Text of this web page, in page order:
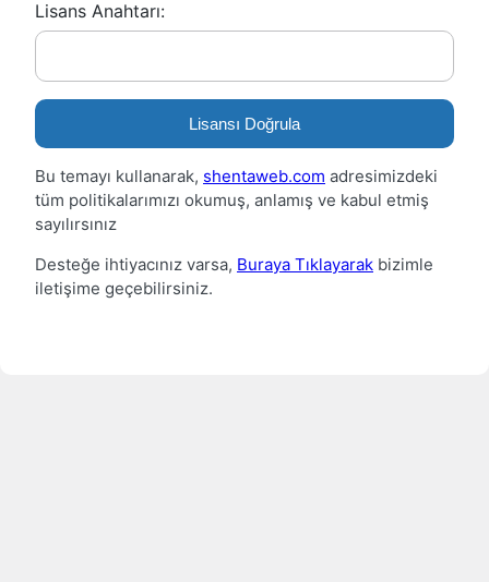
Lisans Anahtarı:
Lisansı Doğrula
Bu temayı kullanarak, shentaweb.com adresimizdeki
tüm politikalarımızı okumuş, anlamış ve kabul etmiş
sayılırsınız
Desteğe ihtiyacınız varsa, Buraya Tıklayarak bizimle
iletişime geçebilirsiniz.